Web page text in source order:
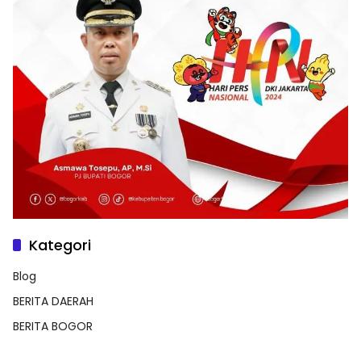
Kategori
Blog
BERITA DAERAH
BERITA BOGOR